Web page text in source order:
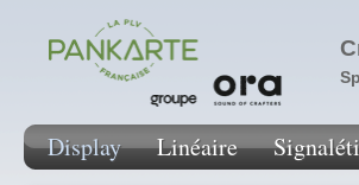
Display Linéaire